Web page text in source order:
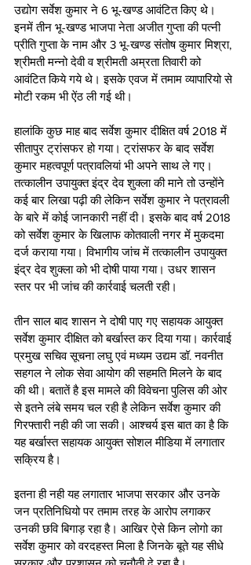
उद्योग सर्वेश कुमार ने 6 भू-खण्ड आवंटित किए थे।
इनमें तीन भू-खण्ड भाजपा नेता अजीत गुप्ता की पत्नी
प्रीति गुप्ता के नाम और 3 भू-खण्ड संतोष कुमार मिश्रा,
श्रीमती मन्नो देवी व श्रीमती अम्रता तिवारी को
आवंटित किये गये थे। इसके एवज में तमाम व्यापारियो से
मोटी रकम भी ऐंठ ली गई थी।
हालांकि कुछ माह बाद सर्वेश कुमार दीक्षित वर्ष 2018 में
सीतापुर ट्रांसफर हो गया। ट्रांसफर के बाद सर्वेश
कुमार महत्वपूर्ण पत्रावलियां भी अपने साथ ले गए।
तत्कालीन उपायुक्त इंद्र देव शुक्ला की माने तो उन्होंने
कई बार लिखा पढ़ी की लेकिन सर्वेश कुमार ने पत्रावली
के बारे में कोई जानकारी नहीं दी। इसके बाद वर्ष 2018
को सर्वेश कुमार के खिलाफ कोतवाली नगर में मुकदमा
दर्ज कराया गया। विभागीय जांच में तत्कालीन उपायुक्त
इंद्र देव शुक्ला को भी दोषी पाया गया। उधर शासन
स्तर पर भी जांच की कार्रवाई चलती रही।
तीन साल बाद शासन ने दोषी पाए गए सहायक आयुक्त
सर्वेश कुमार दीक्षित को बर्खास्त कर दिया गया। कार्रवाई
प्रमुख सचिव सूचना लघु एवं मध्यम उद्यम डॉ. नवनीत
सहगल ने लोक सेवा आयोग की सहमति मिलने के बाद
की थी। बतातें है इस मामले की विवेचना पुलिस की ओर
से इतने लंबे समय चल रही है लेकिन सर्वेश कुमार की
गिरफ्तारी नही की जा सकी। आश्चर्य इस बात का है कि
यह बर्खास्त सहायक आयुक्त सोशल मीडिया में लगातार
सक्रिय है।
इतना ही नही यह लगातार भाजपा सरकार और उनके
जन प्रतिनिधियो पर तमाम तरह के आरोप लगाकर
उनकी छवि बिगाड़ रहा है। आखिर ऐसे किन लोगो का
सर्वेश कुमार को वरदहस्त मिला है जिनके बूते यह सीधे